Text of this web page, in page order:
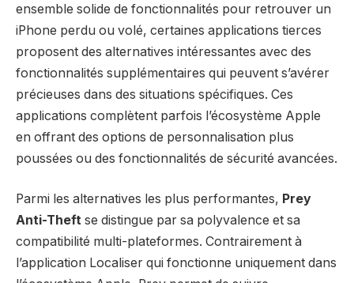
ensemble solide de fonctionnalités pour retrouver un
iPhone perdu ou volé, certaines applications tierces
proposent des alternatives intéressantes avec des
fonctionnalités supplémentaires qui peuvent s’avérer
précieuses dans des situations spécifiques. Ces
applications complètent parfois l’écosystème Apple
en offrant des options de personnalisation plus
poussées ou des fonctionnalités de sécurité avancées.
Parmi les alternatives les plus performantes, Prey
Anti-Theft se distingue par sa polyvalence et sa
compatibilité multi-plateformes. Contrairement à
l’application Localiser qui fonctionne uniquement dans